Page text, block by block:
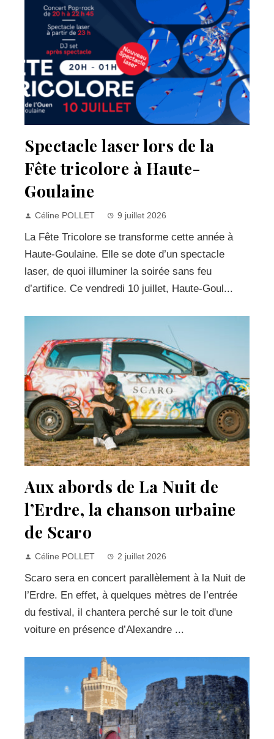
Spectacle laser lors de la
Fête tricolore à Haute-
Goulaine
Céline POLLET 9 juillet 2026
La Fête Tricolore se transforme cette année à
Haute-Goulaine. Elle se dote d’un spectacle
laser, de quoi illuminer la soirée sans feu
d’artifice. Ce vendredi 10 juillet, Haute-Goul...
Aux abords de La Nuit de
l’Erdre, la chanson urbaine
de Scaro
Céline POLLET 2 juillet 2026
Scaro sera en concert parallèlement à la Nuit de
l’Erdre. En effet, à quelques mètres de l’entrée
du festival, il chantera perché sur le toit d'une
voiture en présence d’Alexandre ...